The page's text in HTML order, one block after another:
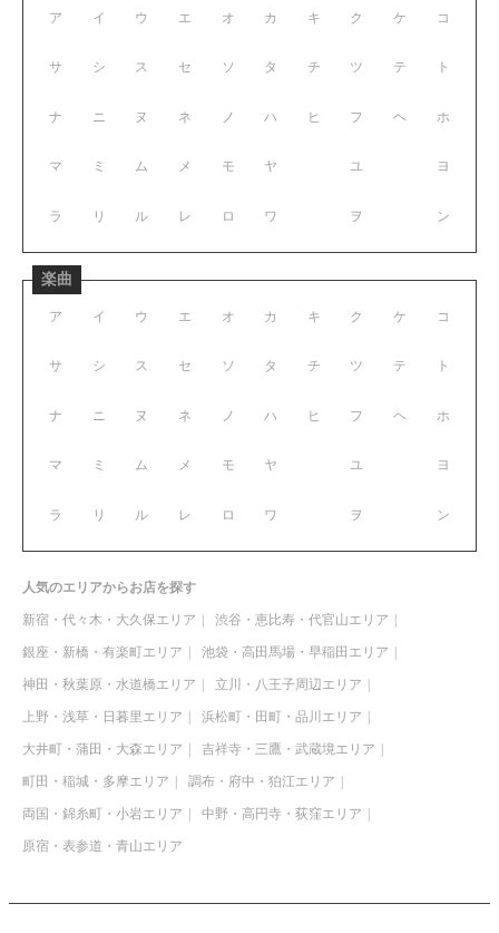
ア イ ウ エ オ
サ シ ス セ ソ
ナ ニ ヌ ネ ノ
マ ミ ム メ モ
ラ リ ル レ ロ
カ キ ク ケ コ
タ チ ツ テ ト
ハ ヒ フ ヘ ホ
ヤ ユ ヨ
ワ ヲ ン
楽曲
ア イ ウ エ オ
サ シ ス セ ソ
ナ ニ ヌ ネ ノ
マ ミ ム メ モ
ラ リ ル レ ロ
カ キ ク ケ コ
タ チ ツ テ ト
ハ ヒ フ ヘ ホ
ヤ ユ ヨ
ワ ヲ ン
人気のエリアからお店を探す
新宿・代々木・大久保エリア 渋谷・恵比寿・代官山エリア
銀座・新橋・有楽町エリア 池袋・高田馬場・早稲田エリア
神田・秋葉原・水道橋エリア 立川・八王子周辺エリア
上野・浅草・日暮里エリア 浜松町・田町・品川エリア
大井町・蒲田・大森エリア 吉祥寺・三鷹・武蔵境エリア
町田・稲城・多摩エリア 調布・府中・狛江エリア
両国・錦糸町・小岩エリア 中野・高円寺・荻窪エリア
原宿・表参道・青山エリア